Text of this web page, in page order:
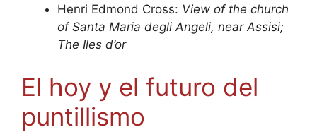
Henri Edmond Cross: View of the church
of Santa Maria degli Angeli, near Assisi;
The Iles d’or
El hoy y el futuro del
puntillismo